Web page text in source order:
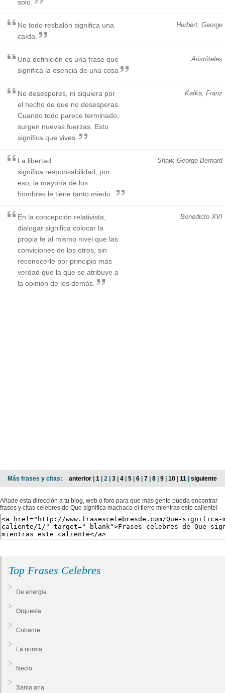
solo.
Herbert, George
No todo resbalón significa una
caída.
Aristóteles
Una definición es una frase que
significa la esencia de una cosa
Kafka, Franz
No desesperes, ni siquiera por
el hecho de que no desesperas.
Cuando todo parece terminado,
surgen nuevas fuerzas. Esto
significa que vives.
Shaw, George Bernard
La libertad
significa responsabilidad; por
eso, la mayoría de los
hombres le tiene tanto miedo.
Benedicto XVI
En la concepción relativista,
dialogar significa colocar la
propia fe al mismo nivel que las
conviciones de los otros, sin
reconocerle por principio más
verdad que la que se atribuye a
la opinión de los demás.
Más frases y citas: anterior | 1 | 2 | 3 | 4 | 5 | 6 | 7 | 8 | 9 | 10 | 11 | siguiente
Añade esta dirección a tu blog, web o foro para que más gente pueda encontrar
frases y citas celebres de Que significa machaca el fierro mientras este caliente!
Top Frases Celebres
De energia
Orquesta
Cobarde
La norma
Necio
Santa ana